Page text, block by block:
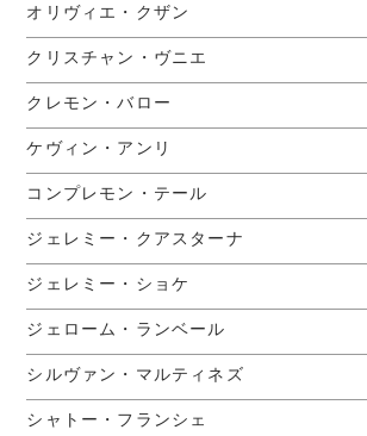
オリヴィエ・クザン
クリスチャン・ヴニエ
クレモン・バロー
ケヴィン・アンリ
コンプレモン・テール
ジェレミー・クアスターナ
ジェレミー・ショケ
ジェローム・ランベール
シルヴァン・マルティネズ
シャトー・フランシェ